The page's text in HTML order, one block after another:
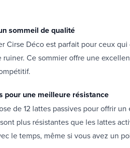
sommeil de qualité
Cirse Déco est parfait pour ceux
ruiner. Ce sommier offre une
pour une meilleure résistance
de 12 lattes passives pour offrir
plus résistantes que les lattes
le temps, même si vous avez un